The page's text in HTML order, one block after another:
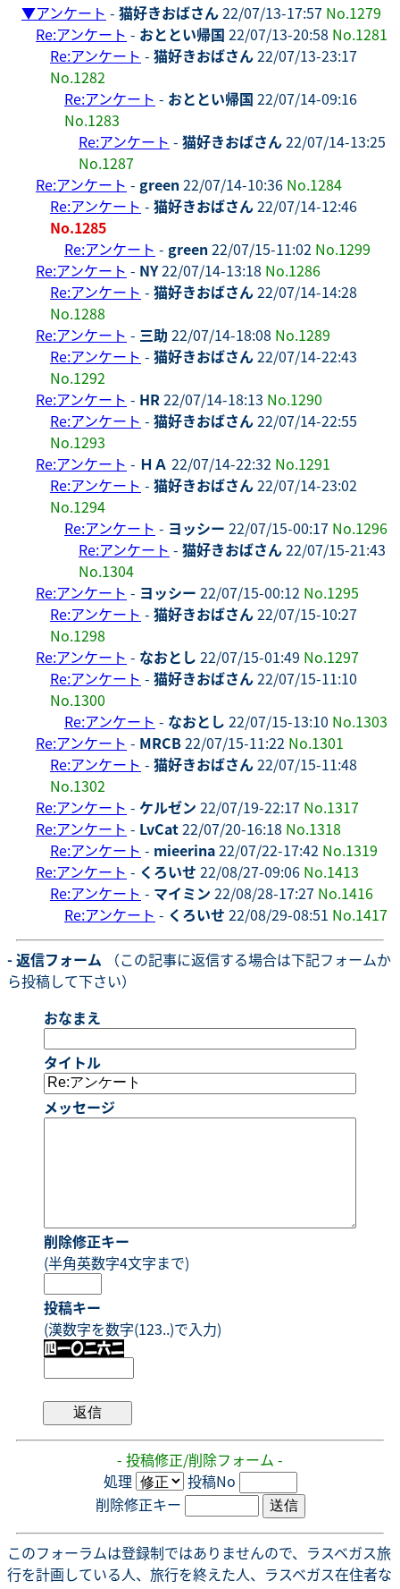
▼アンケート - 猫好きおばさん22/07/13-17:57 No.1279
Re:アンケート - おととい帰国 22/07/13-20:58 No.1281
Re:アンケート - 猫好きおばさん22/07/13-23:17
No.1282
Re:アンケート - おととい帰国 22/07/14-09:16
No.1283
Re:アンケート - 猫好きおばさん22/07/14-13:25
No.1287
Re:アンケート - green 22/07/14-10:36 No.1284
Re:アンケート - 猫好きおばさん22/07/14-12:46
No.1285
Re:アンケート - green 22/07/15-11:02 No.1299
Re:アンケート - NY22/07/14-13:18 No.1286
Re:アンケート - 猫好きおばさん22/07/14-14:28
No.1288
Re:アンケート - 三助 22/07/14-18:08 No.1289
Re:アンケート - 猫好きおばさん22/07/14-22:43
No.1292
Re:アンケート - HR22/07/14-18:13 No.1290
Re:アンケート - 猫好きおばさん22/07/14-22:55
No.1293
Re:アンケート - ＨＡ 22/07/14-22:32 No.1291
Re:アンケート - 猫好きおばさん22/07/14-23:02
No.1294
Re:アンケート - ヨッシー 22/07/15-00:17 No.1296
Re:アンケート - 猫好きおばさん22/07/15-21:43
No.1304
Re:アンケート - ヨッシー 22/07/15-00:12 No.1295
Re:アンケート - 猫好きおばさん22/07/15-10:27
No.1298
Re:アンケート - なおとし 22/07/15-01:49 No.1297
Re:アンケート - 猫好きおばさん22/07/15-11:10
No.1300
Re:アンケート - なおとし 22/07/15-13:10 No.1303
Re:アンケート - MRCB22/07/15-11:22 No.1301
Re:アンケート - 猫好きおばさん22/07/15-11:48
No.1302
Re:アンケート - ケルゼン 22/07/19-22:17 No.1317
Re:アンケート - LvCat22/07/20-16:18 No.1318
Re:アンケート - mieerina22/07/22-17:42 No.1319
Re:アンケート - くろいせ 22/08/27-09:06 No.1413
Re:アンケート - マイミン 22/08/28-17:27 No.1416
Re:アンケート - くろいせ 22/08/29-08:51 No.1417
- 返信フォーム （この記事に返信する場合は下記フォームか
ら投稿して下さい）
おなまえ
タイトル
メッセージ
削除修正キー
(半角英数字4文字まで)
投稿キー
(漢数字を数字(123..)で入力)
- 投稿修正/削除フォーム -
処理
投稿No
削除修正キー
このフォーラムは登録制ではありませんので、ラスベガス旅
行を計画している人、旅行を終えた人、ラスベガス在住者な